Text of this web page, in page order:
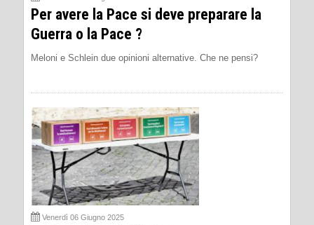
Per avere la Pace si deve preparare la
Guerra o la Pace ?
Meloni e Schlein due opinioni alternative. Che ne pensi?
Venerdì 06 Giugno 2025